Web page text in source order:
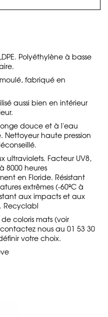
Polyéthylène à basse
fabriqué en
aussi bien en intérieur
douce et à l'eau
Nettoyeur haute pression
ultraviolets. Facteur UV8,
8000 heures
en Floride. Résistant
extrêmes (-60ºC à
aux impacts et aux
Recyclabl
coloris mats (voir
nous au 01 53 30
votre choix.